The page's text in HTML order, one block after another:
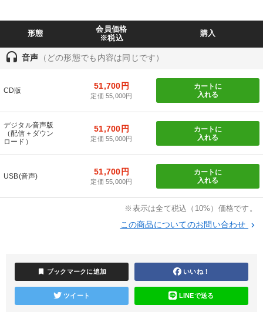
経営音声・動画を探す refresh
全国経営者セミナー収録物以外の経営教材（全762タイトル）からお探
しいただけます
カテゴリー
【4月】音声・映像 営業・社員研修
全国経営者セミナー収録〈売れ筋・人気ランキング〉＆新刊・好
評講話
社員が自律的に動き出す組織づくり 企業戦略に学ぶ
経営戦略・経営実務 【5月】音声・映像
後継社長・アトツギ 147回春季大会
形態
会員価格
※税込
購入
headset 音声 （どの形態でも内容は同じです）
CD版 51,700円
定価 55,000円
カートに
入れる
デジタル音声版
（配信＋ダウン
ロード）
51,700円
定価 55,000円
カートに
入れる
USB(音声) 51,700円
定価 55,000円
カートに
入れる
※表示は全て税込（10%）価格です。
この商品についてのお問い合わせ keyboard_arrow_right
bookmark ブックマークに追加 いいね！
ツイート LINEで送る